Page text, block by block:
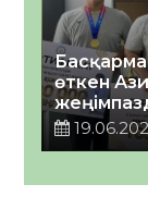
өткен